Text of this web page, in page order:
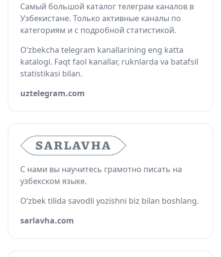
Самый большой каталог телеграм каналов в
Узбекистане. Только активные каналы по
категориям и с подробной статистикой.
O‘zbekcha telegram kanallarining eng katta
katalogi. Faqt faol kanallar, ruknlarda va batafsil
statistikasi bilan.
uztelegram.com
С нами вы научитесь грамотно писать на
узбекском языке.
O‘zbek tilida savodli yozishni biz bilan boshlang.
sarlavha.com